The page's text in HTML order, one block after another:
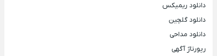
دانلود ریمیکس
دانلود گلچین
دانلود مداحی
رپورتاژ آگهی